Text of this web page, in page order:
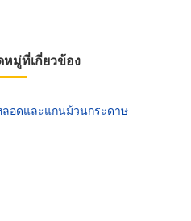
มู่ที่เกี่ยวข้อง
อดและแกนม้วนกระดาษ